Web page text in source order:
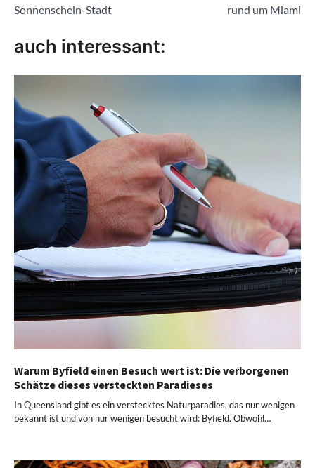
Sonnenschein-Stadt
rund um Miami
auch interessant:
Warum Byfield einen Besuch wert ist: Die verborgenen
Schätze dieses versteckten Paradieses
In Queensland gibt es ein verstecktes Naturparadies, das nur wenigen
bekannt ist und von nur wenigen besucht wird: Byfield. Obwohl…